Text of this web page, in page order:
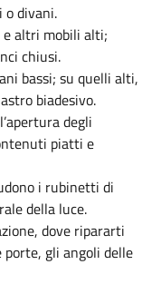
divani.
e altri mobili alti;
chiusi.
bassi; su quelli alti,
biadesivo.
degli
piatti e
i rubinetti di
della luce.
dove ripararti
gli angoli delle